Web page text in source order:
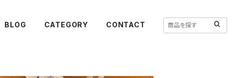
BLOG CATEGORY CONTACT